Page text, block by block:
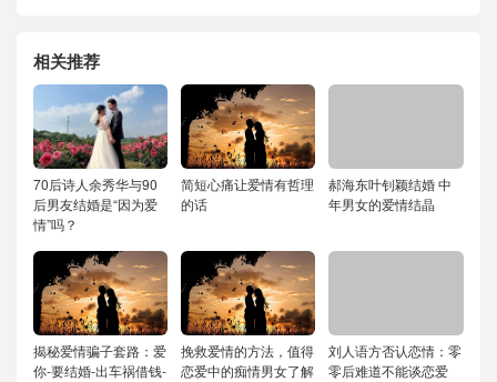
相关推荐
70后诗人余秀华与90
后男友结婚是“因为爱
情”吗？
简短心痛让爱情有哲理
的话
郝海东叶钊颖结婚 中
年男女的爱情结晶
揭秘爱情骗子套路：爱
你-要结婚-出车祸借钱-
挽救爱情的方法，值得
恋爱中的痴情男女了解
刘人语方否认恋情：零
零后难道不能谈恋爱